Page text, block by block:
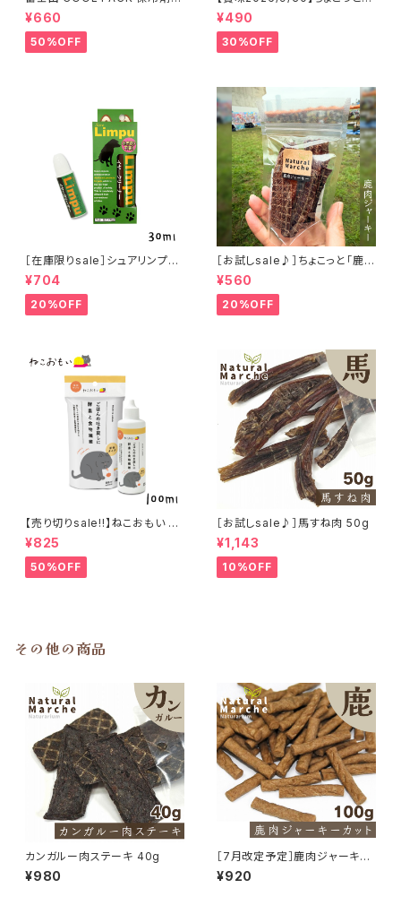
個セット ひんやり雑貨 アイスパ
ックla flaner ラフラネ
¥660
50%OFF
「鹿アキレス」ジビエ鹿 おやつ
¥490
30%OFF
［在庫限りsale］シュアリンプウ
イヤークリーナー 30ml
¥704
20%OFF
［お試しsale♪］ちょこっと「鹿肉
ジャーキー」ジビエ鹿 おやつ
¥560
20%OFF
【売り切りsale!!】ねこおもい 猫
ご飯の吐き戻しに 酵素と食物繊
維 100ml
¥825
50%OFF
［お試しsale♪］馬すね肉 50g
¥1,143
10%OFF
その他の商品
カンガルー肉ステーキ 40g
¥980
［7月改定予定］鹿肉ジャーキー
カット 100g
¥920